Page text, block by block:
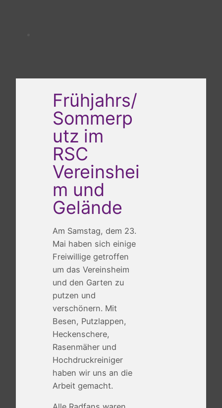
Frühjahrs/
Sommerp
utz im
RSC
Vereinshei
m und
Gelände
Am Samstag, dem 23.
Mai haben sich einige
Freiwillige getroffen
um das Vereinsheim
und den Garten zu
putzen und
verschönern. Mit
Besen, Putzlappen,
Heckenschere,
Rasenmäher und
Hochdruckreiniger
haben wir uns an die
Arbeit gemacht.